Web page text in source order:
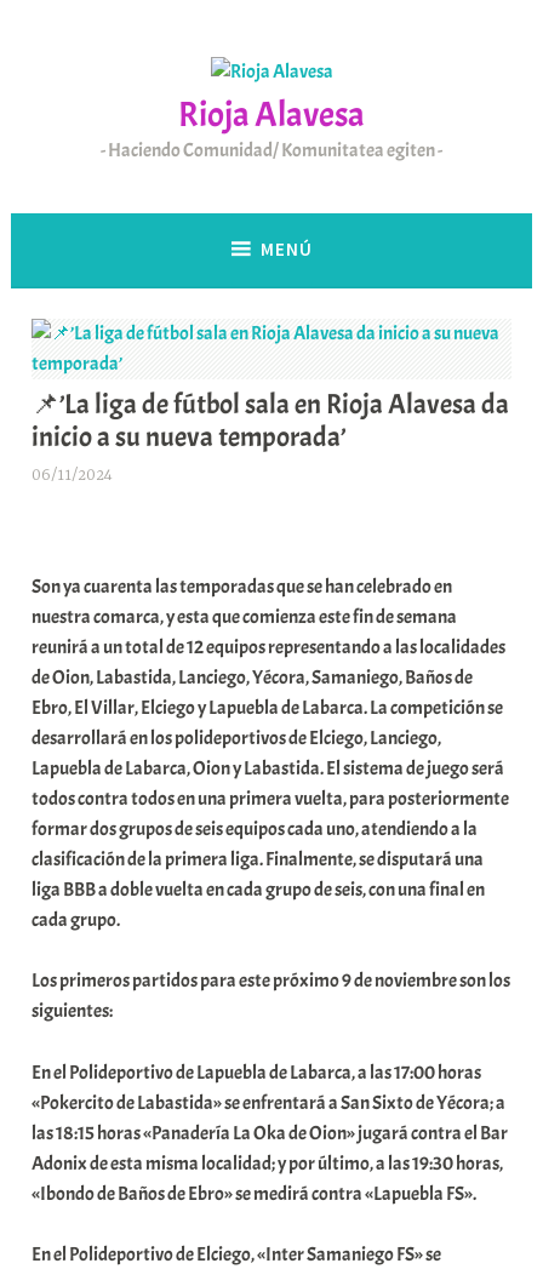
Rioja Alavesa
Haciendo Comunidad/ Komunitatea egiten
MENÚ
📌’La liga de fútbol sala en Rioja Alavesa da
inicio a su nueva temporada’
06/11/2024
a
r
E
r
r
i
o
x
a
K
o
n
a
t
e
a
Son ya cuarenta las temporadas que se han celebrado en
nuestra comarca, y esta que comienza este fin de semana
reunirá a un total de 12 equipos representando a las localidades
de Oion, Labastida, Lanciego, Yécora, Samaniego, Baños de
Ebro, El Villar, Elciego y Lapuebla de Labarca. La competición se
desarrollará en los polideportivos de Elciego, Lanciego,
Lapuebla de Labarca, Oion y Labastida. El sistema de juego será
todos contra todos en una primera vuelta, para posteriormente
formar dos grupos de seis equipos cada uno, atendiendo a la
clasificación de la primera liga. Finalmente, se disputará una
liga BBB a doble vuelta en cada grupo de seis, con una final en
cada grupo.
Los primeros partidos para este próximo 9 de noviembre son los
siguientes:
En el Polideportivo de Lapuebla de Labarca, a las 17:00 horas
«Pokercito de Labastida» se enfrentará a San Sixto de Yécora; a
las 18:15 horas «Panadería La Oka de Oion» jugará contra el Bar
Adonix de esta misma localidad; y por último, a las 19:30 horas,
«Ibondo de Baños de Ebro» se medirá contra «Lapuebla FS».
En el Polideportivo de Elciego, «Inter Samaniego FS» se